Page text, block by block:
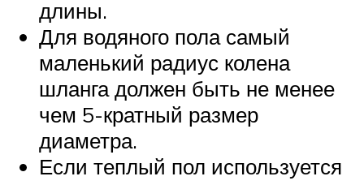
длины.
Для водяного пола самый
маленький радиус колена
шланга должен быть не менее
чем 5-кратный размер
диаметра.
Если теплый пол используется